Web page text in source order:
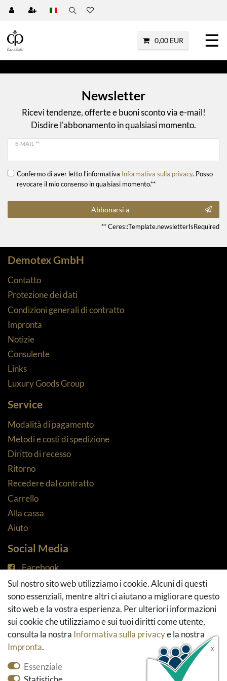
0,00 EUR ☰
Newsletter
Ricevi tendenze, offerte e buoni sconto via e-mail!
Disdire l'abbonamento in qualsiasi momento.
E-MAIL **
Confermo di aver letto l'informativa Informativa sulla privacy. Posso
revocare il mio consenso in qualsiasi momento.**
Abbonarsi a
** Ceres::Template.newsletterIsRequired
Demotex GmbH
Contatto
Protezione dei dati
Condizioni generali di contratto
Impronta
Notizie
Consulente
Links
Luxury Goods Group
Service
Modalità di pagamento
Metodi e costi di spedizione
Diritto di recesso
Ritorno
Recedere dal contratto
Carrello
Alla cassa
Aiuto
Social Media
Facebook
Instagram
Pinterest
Youtube
Houzz
Sul nostro sito web utilizziamo i cookie. Alcuni di questi
sono essenziali, mentre altri ci aiutano a migliorare questo
sito web e la vostra esperienza. Per ulteriori informazioni
sui cookie che utilizziamo e sui tuoi diritti come utente,
consulta la nostra Informativa sulla privacye la nostra
Impronta.
Essenziale